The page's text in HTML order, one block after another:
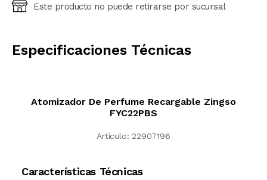
Ingresá código postal (sólo números)
Este producto no puede retirarse por sucursal
Especificaciones Técnicas
Atomizador De Perfume Recargable Zingso
FYC22PBS
Artículo: 22907196
Características Técnicas